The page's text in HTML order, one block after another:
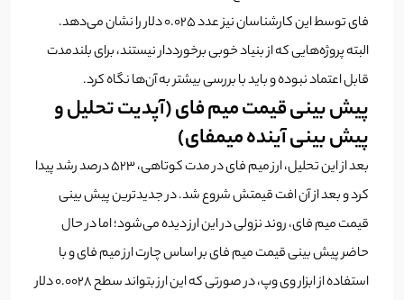
فای توسط این کارشناسان نیز عدد 0.025 دلار را نشان می‌دهد.
البته پروژه‌هایی که از بنیاد خوبی برخورددار نیستند، برای بلندمدت
قابل اعتماد نبوده و باید با بررسی بیشتر به آن‌ها نگاه کرد.
پیش بینی قیمت میم فای (آپدیت تحلیل و
پیش بینی آینده میمفای)
بعد از این تحلیل، ارز میم فای در مدت کوتاهی، 523 درصد رشد پیدا
کرد و بعد از آن افت قیمتش شروع شد. در جدیدترین پیش بینی
قیمت میم فای، روند نزولی در این ارز دیده می‌شود؛ اما در حال
حاضر پیش بینی قیمت میم فای بر اساس چارت ارز میم فای و با
استفاده از ابزار وی وپ، در صورتی که این ارز بتواند سطح 0.0028 دلار